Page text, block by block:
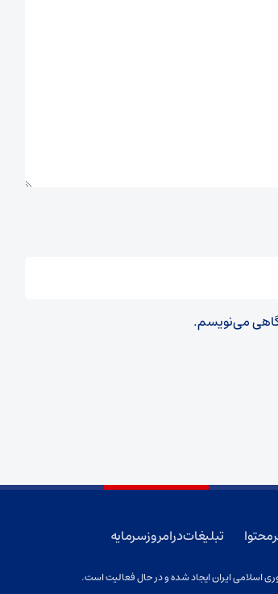
می‌نویسم.
محتوا
تبلیغات در امروز سرمایه
اسلامی ایران ایجاد شده و در حال فعالیت است.